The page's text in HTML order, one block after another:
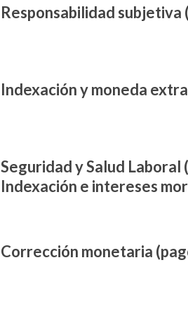
Responsabilidad
Indexación y moneda
Seguridad y Salud Laboral
Indexación e intereses
Corrección monetaria